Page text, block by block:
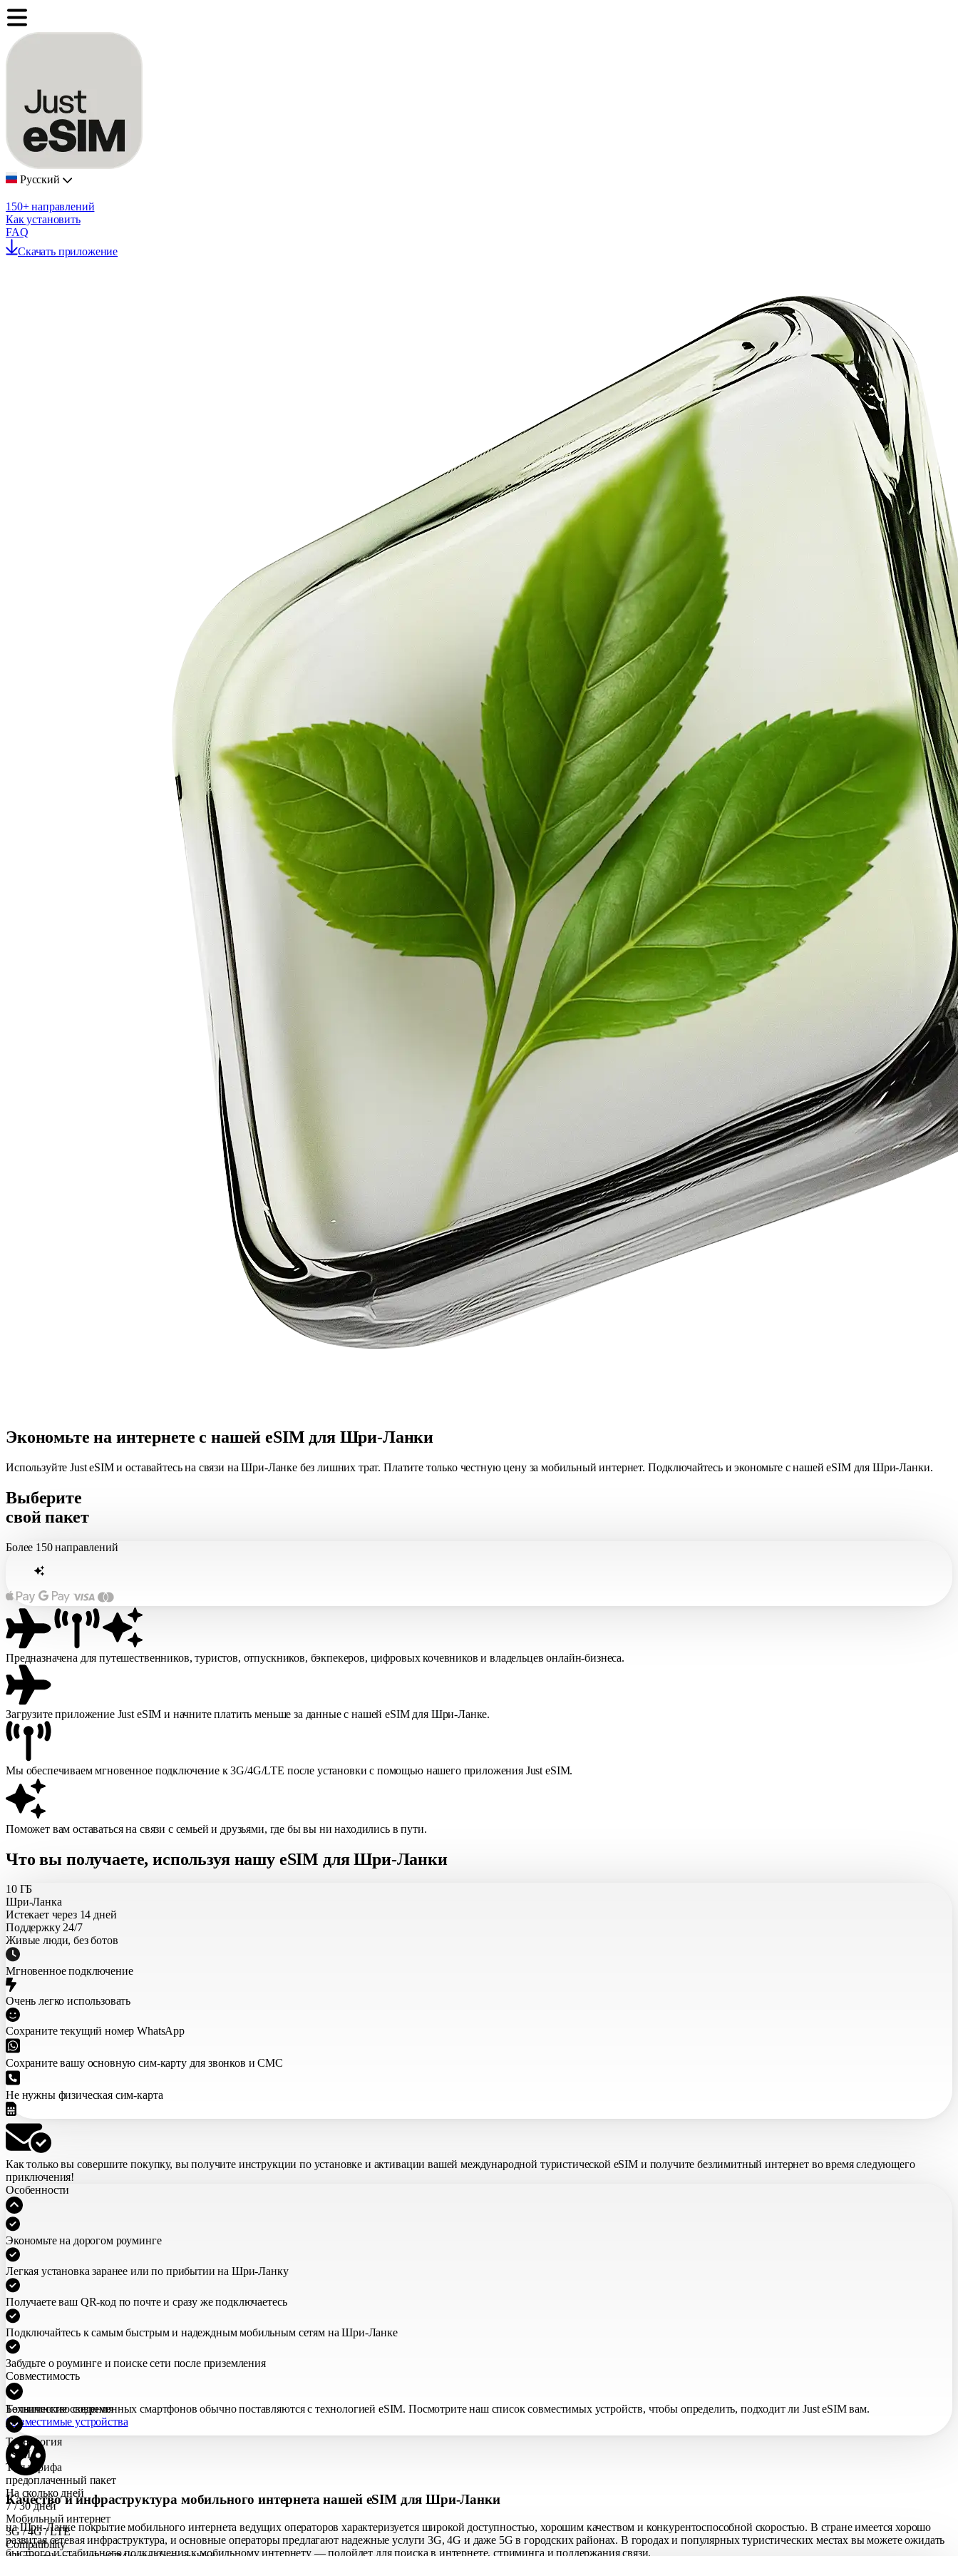
Русский
150+ направлений
Как установить
FAQ
Скачать приложение
Экономьте на интернете с нашей eSIM для Шри-Ланки
Используйте Just eSIM и оставайтесь на связи на Шри-Ланке без лишних трат. Платите только честную цену за мобильный интернет. Подключайтесь и экономьте с нашей eSIM для Шри-Ланки.
Выберите
свой пакет
Более 150 направлений
Предназначена для путешественников, туристов, отпускников, бэкпекеров, цифровых кочевников и владельцев онлайн-бизнеса.
Загрузите приложение Just eSIM и начните платить меньше за данные с нашей eSIM для Шри-Ланке.
Мы обеспечиваем мгновенное подключение к 3G/4G/LTE после установки с помощью нашего приложения Just eSIM.
Поможет вам оставаться на связи с семьей и друзьями, где бы вы ни находились в пути.
Что вы получаете, используя нашу eSIM для Шри-Ланки
10 ГБ
Шри-Ланка
Истекает через 14 дней
Поддержку 24/7
Живые люди, без ботов
Мгновенное подключение
Очень легко использовать
Сохраните текущий номер WhatsApp
Сохраните вашу основную сим-карту для звонков и СМС
Не нужны физическая сим-карта
Как только вы совершите покупку, вы получите инструкции по установке и активации вашей международной туристической eSIMи получите безлимитный интернет во время следующего
приключения!
Особенности
Экономьте на дорогом роуминге
Легкая установка заранее или по прибытии на Шри-Ланку
Получаете ваш QR-код по почте и сразу же подключаетесь
Подключайтесь к самым быстрым и надеждным мобильным сетям на Шри-Ланке
Забудьте о роуминге и поиске сети после приземления
Совместимость
Большинство современных смартфонов обычно поставляются с технологией eSIM. Посмотрите наш список совместимых устройств, чтобы определить, подходит ли Just eSIM вам.
Совместимые устройства
Технические сведения
Технология
eSIM
Тип тарифа
предоплаченный пакет
На сколько дней
7 / 30 дней
Мобильный интернет
3G / 4G / LTE
Compatibility
Качество и инфраструктура мобильного интернета нашей eSIM для Шри-Ланки
на Шри-Ланке покрытие мобильного интернета ведущих операторов характеризуется широкой доступностью, хорошим качеством и конкурентоспособной скоростью. В стране имеется хорошо
развитая сетевая инфраструктура, и основные операторы предлагают надежные услуги 3G, 4G и даже 5G в городских районах. В городах и популярных туристических местах вы можете ожидать
быстрого и стабильного подключения к мобильному интернету — подойдет для поиска в интернете, стриминга и поддержания связи.